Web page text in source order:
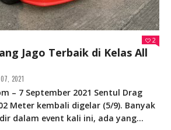
2
Jago Terbaik di Kelas All
2021
– 7 September 2021 Sentul Drag
Meter kembali digelar (5/9). Banyak
dalam event kali ini, ada yang...